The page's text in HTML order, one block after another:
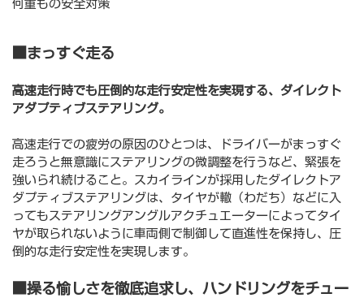
何重もの安全対策
■まっすぐ走る
高速走行時でも圧倒的な走行安定性を実現する、ダイレクト
アダプティブステアリング。
高速走行での疲労の原因のひとつは、ドライバーがまっすぐ
走ろうと無意識にステアリングの微調整を行うなど、緊張を
強いられ続けること。スカイラインが採用したダイレクトア
ダプティブステアリングは、タイヤが轍（わだち）などに入
ってもステアリングアングルアクチュエーターによってタイ
ヤが取られないように車両側で制御して直進性を保持し、圧
倒的な走行安定性を実現します。
■操る愉しさを徹底追求し、ハンドリングをチュー